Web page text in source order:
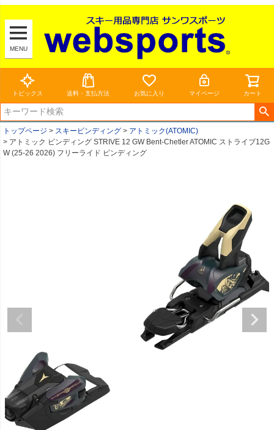
MENU
トピックス 送料・支払方法 お気に入り マイページ カート
トップページ スキービンディング
アトミック(ATOMIC)
アトミック ビンディング STRIVE 12 GW Bent-Chetler ATOMIC ストライブ12G
W (25-26 2026) フリーライド ビンディング